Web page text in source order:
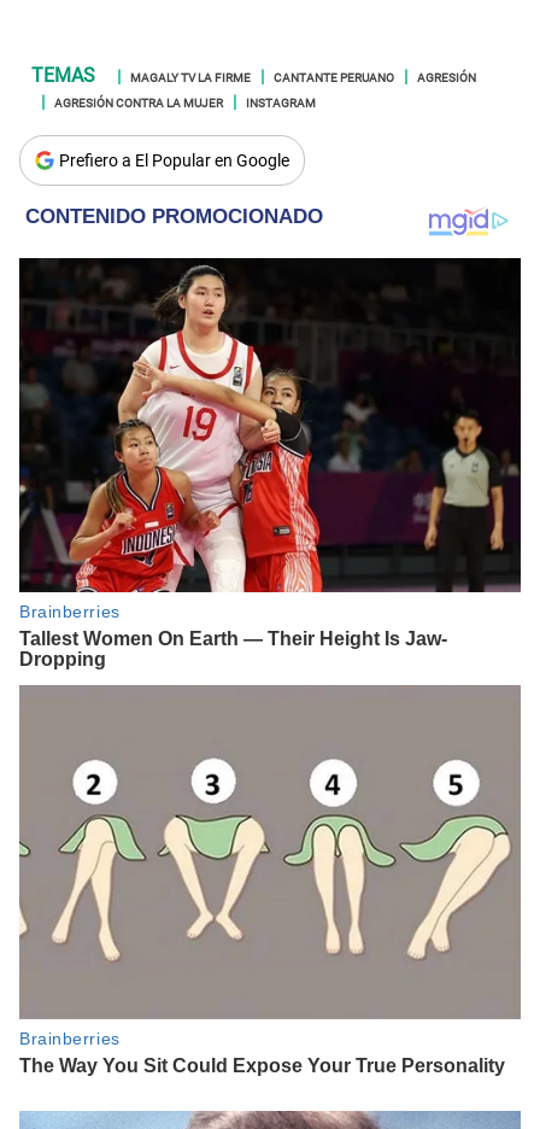
MAGALY TV LA FIRME CANTANTE PERUANO
AGRESIÓN
AGRESIÓN CONTRA LA MUJER
INSTAGRAM
Prefiero a El Popular en Google